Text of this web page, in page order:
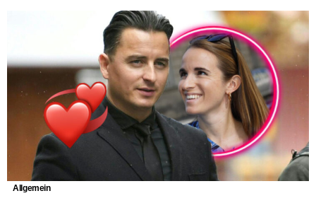
Allgemein